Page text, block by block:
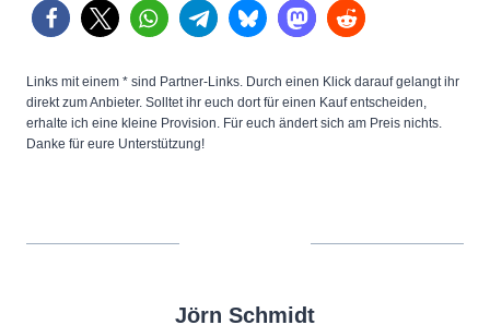
Links mit einem * sind Partner-Links. Durch einen Klick darauf gelangt ihr
direkt zum Anbieter. Solltet ihr euch dort für einen Kauf entscheiden,
erhalte ich eine kleine Provision. Für euch ändert sich am Preis nichts.
Danke für eure Unterstützung!
Jörn Schmidt